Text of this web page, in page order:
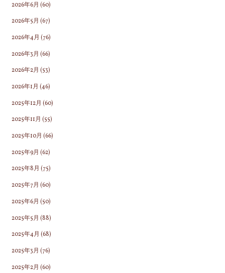
2026年6月 (60)
2026年5月 (67)
2026年4月 (76)
2026年3月 (66)
2026年2月 (53)
2026年1月 (46)
2025年12月 (60)
2025年11月 (55)
2025年10月 (66)
2025年9月 (62)
2025年8月 (75)
2025年7月 (60)
2025年6月 (50)
2025年5月 (88)
2025年4月 (68)
2025年3月 (76)
2025年2月 (60)